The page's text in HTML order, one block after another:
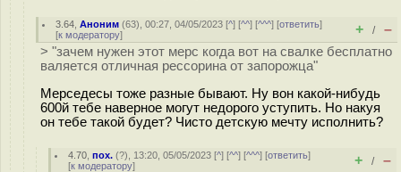
3.64 ,Аноним (63), 00:27, 04/05/2023 [^] [^^] [^^^] [ответить]
[к модератору] + / –
> "зачем нужен этот мерс когда вот на свалке бесплатно
валяется отличная рессорина от запорожца"
Мерседесы тоже разные бывают. Ну вон какой-нибудь
600й тебе наверное могут недорого уступить. Но накуя
он тебе такой будет? Чисто детскую мечту исполнить?
4.70 ,пох. (?), 13:20, 05/05/2023 [^] [^^] [^^^] [ответить]
[к модератору] + / –